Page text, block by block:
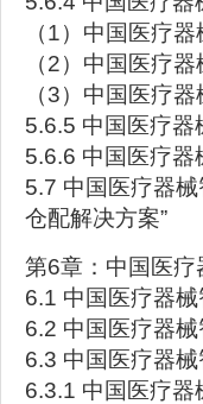
（1）中国医疗
（2）中国医疗
（3）中国医疗
5.6.5 中国医疗
5.6.6 中国医疗
5.7 中国医疗器
仓配解决方案”
第6章：中国医
6.1 中国医疗器
6.2 中国医疗器
6.3 中国医疗器
6.3.1 中国医疗器